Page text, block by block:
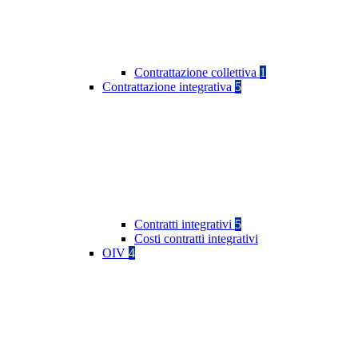
Contrattazione collettiva 1
Contrattazione integrativa 5
Contratti integrativi 5
Costi contratti integrativi
OIV 4